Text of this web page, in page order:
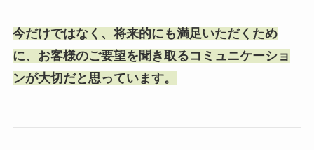
今だけではなく、将来的にも満足いただくため
に、お客様のご要望を聞き取るコミュニケーショ
ンが大切だと思っています。